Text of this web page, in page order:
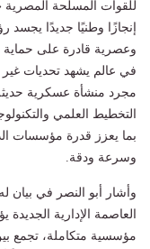
للقوات المسلحة المصرية
إنجازًا وطنيًا جديدًا يجسد
وعصرية قادرة على حماية
في عالم يشهد تحديات
مجرد منشأة عسكرية
التخطيط العلمي
بما يعزز قدرة مؤسسات
وسرعة ودقة.
وأشار أبو النصر في بيان
العاصمة الإدارية الجديدة
مؤسسية متكاملة، تجمع